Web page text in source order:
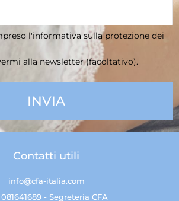
l'informativa sullaprotezione dei
alla newsletter (facoltativo).
Contatti utili
info@cfa-italia.com
081641689 - Segreteria CFA